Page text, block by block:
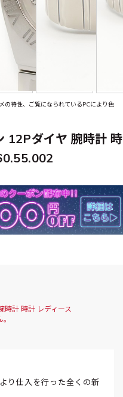
特性、ご覧になられているPCにより色
12Pダイヤ 腕時計 時
時計 時計 レディース
り仕入を行った全くの新